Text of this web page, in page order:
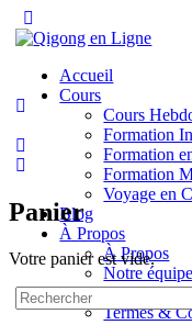
Side
Accueil
Cours
Cours
Formation
Formation
Formation
Voyage en
Blog
À Propos
À Propos
Notre équipe
Contact
Termes &
Panier
Votre panier est vide.
Recherche
pour: